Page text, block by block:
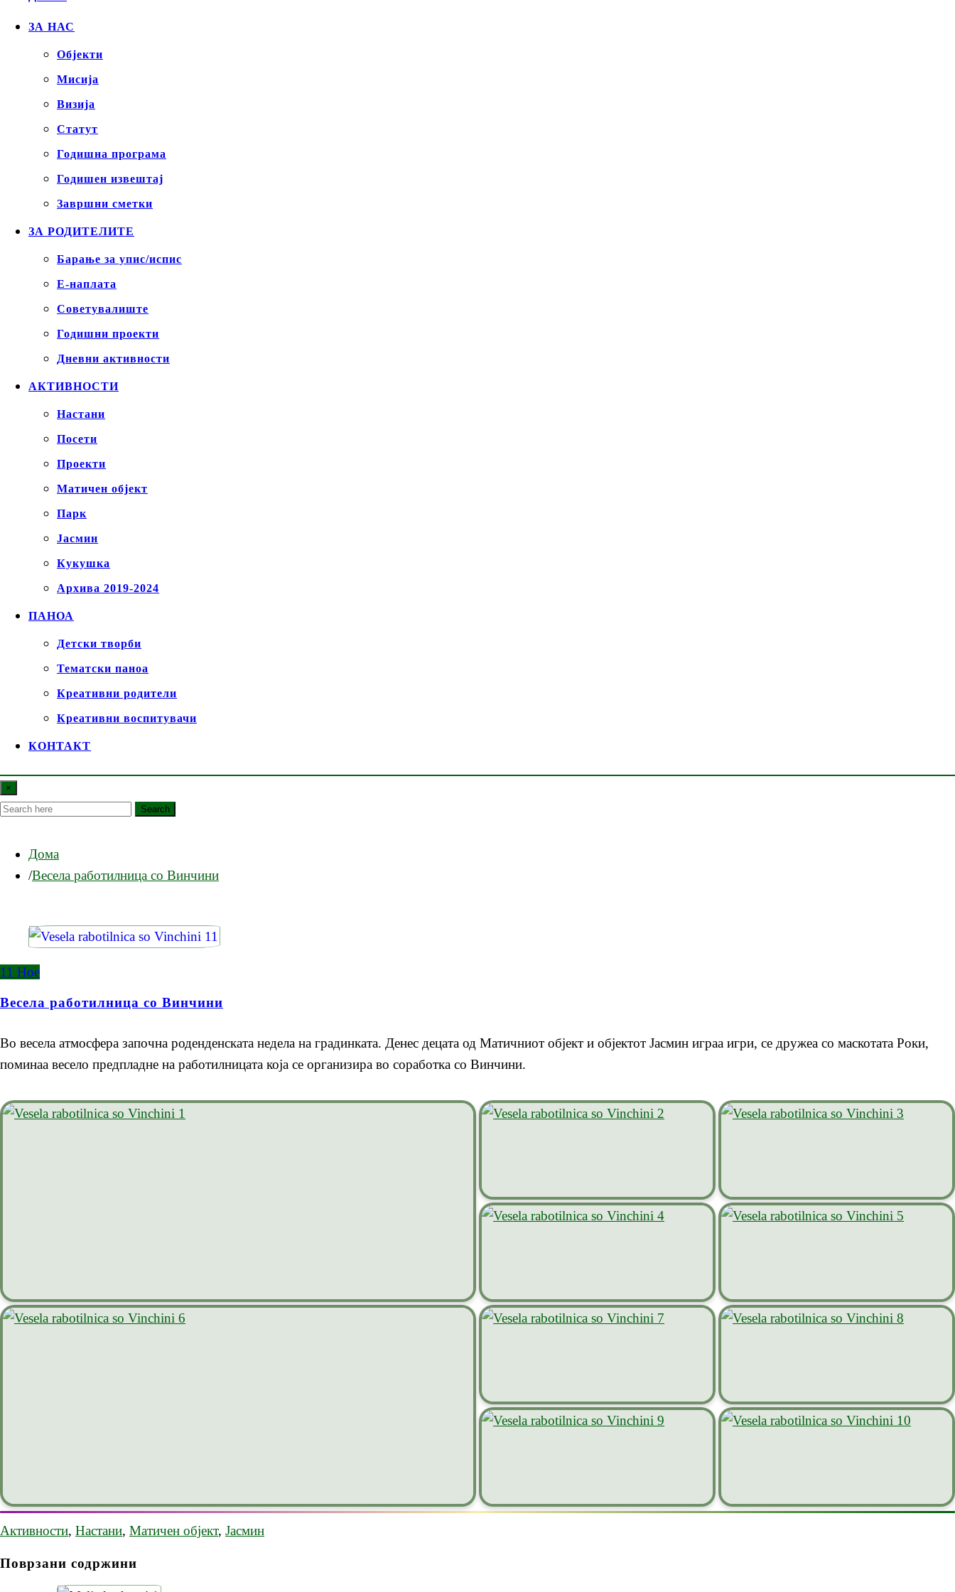
ЗА НАС
Објекти
Mисија
Визија
Статут
Годишна програма
Годишен извештај
Завршни сметки
ЗА РОДИТЕЛИТЕ
Барање за упис/испис
Е-наплата
Советувалиште
Годишни проекти
Дневни активности
АКТИВНОСТИ
Настани
Посети
Проекти
Матичен објект
Парк
Јасмин
Кукушка
Архива 2019-2024
ПАНОА
Детски творби
Тематски паноа
Креативни родители
Креативни воспитувачи
КОНТАКТ
×
Search
Дома
Весела работилница со Винчини
11 Ное
Весела работилница со Винчини
Во весела атмосфера започна роденденската недела на градинката. Денес децата од Матичниот објект и објектот Јасмин играа игри, се дружеа со маскотата Роки,
поминаа весело предпладне на работилницата која се организира во соработка со Винчини.
Активности, Настани, Матичен објект, Јасмин
Поврзани содржини